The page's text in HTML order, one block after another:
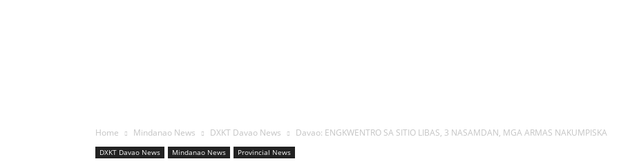
Home Mindanao News DXKT Davao News Davao: ENGKWENTRO SA SITIO LIBAS, 3 NASAMDAN, MGA ARMAS NAKUMPISKA
DXKT Davao News Mindanao News Provincial News